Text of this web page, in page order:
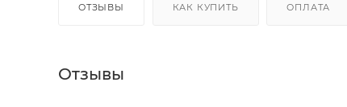
ОТЗЫВЫ КАК КУПИТЬ ОПЛАТА
Отзывы